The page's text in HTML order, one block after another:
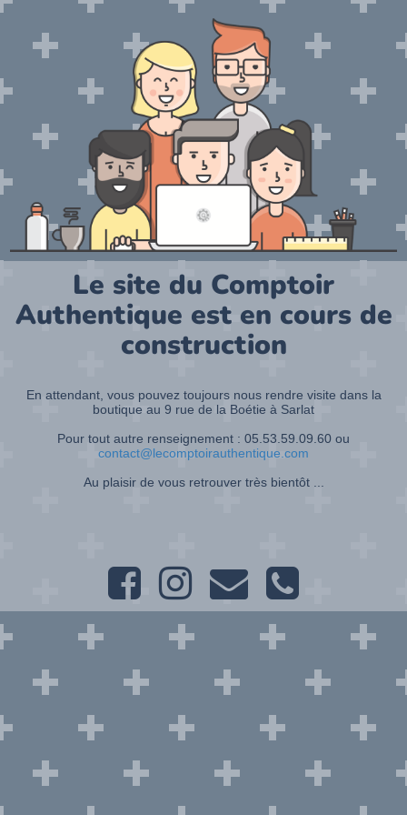
Le site du Comptoir
Authentique est en cours de
construction
En attendant, vous pouvez toujours nous rendre visite dans la
boutique au 9 rue de la Boétie à Sarlat
Pour tout autre renseignement : 05.53.59.09.60 ou
contact@lecomptoirauthentique.com
Au plaisir de vous retrouver très bientôt ...